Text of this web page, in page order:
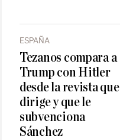
ESPAÑA
Tezanos compara a
Trump con Hitler
desde la revista que
dirige y que le
subvenciona
Sánchez